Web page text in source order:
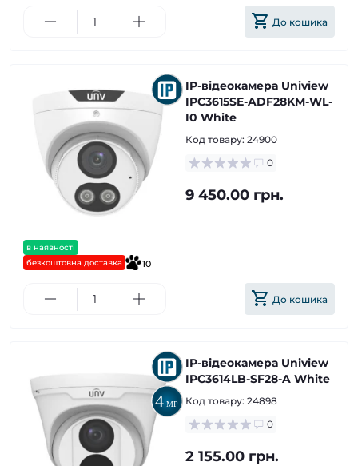
До кошика
в наявності
безкоштовна доставка
10
IP-відеокамера Uniview
IPC3615SE-ADF28KM-WL-
I0 White
Код товару: 24900
0
9 450.00 грн.
До кошика
IP-відеокамера Uniview
IPC3614LB-SF28-A White
Код товару: 24898
0
2 155.00 грн.